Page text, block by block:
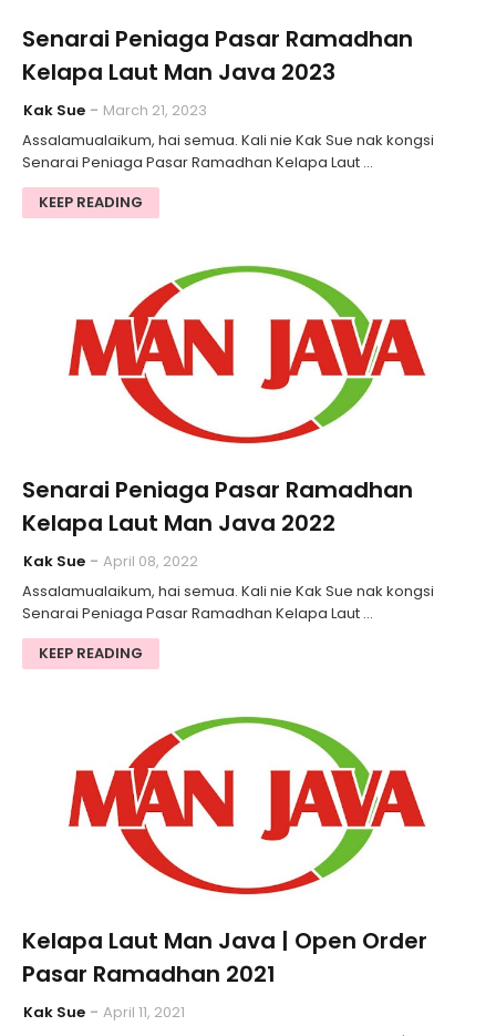
Senarai Peniaga Pasar Ramadhan
Kelapa Laut Man Java 2023
Kak Sue
March 21, 2023
Assalamualaikum, hai semua. Kali nie Kak Sue nak kongsi
Senarai Peniaga Pasar Ramadhan Kelapa Laut …
KEEP READING
Senarai Peniaga Pasar Ramadhan
Kelapa Laut Man Java 2022
Kak Sue
April 08, 2022
Assalamualaikum, hai semua. Kali nie Kak Sue nak kongsi
Senarai Peniaga Pasar Ramadhan Kelapa Laut …
KEEP READING
Kelapa Laut Man Java | Open Order
Pasar Ramadhan 2021
Kak Sue
April 11, 2021